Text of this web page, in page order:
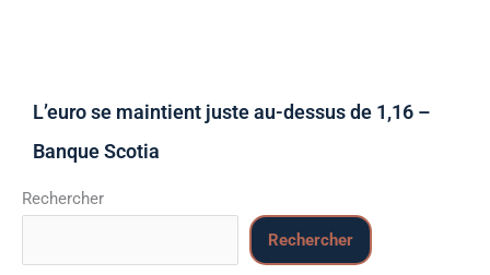
L’euro se maintient juste au-dessus de 1,16 –
Banque Scotia
Rechercher
Rechercher